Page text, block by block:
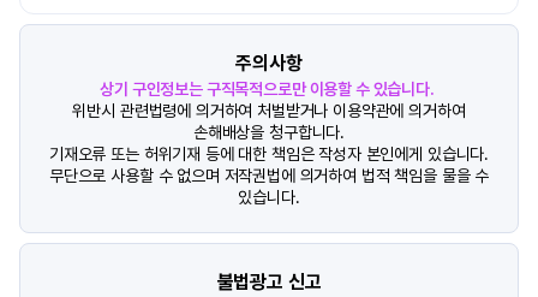
주의사항
상기 구인정보는 구직목적으로만 이용할 수 있습니다.
위반시 관련법령에 의거하여 처벌받거나 이용약관에 의거하여
손해배상을 청구합니다.
기재오류 또는 허위기재 등에 대한 책임은 작성자 본인에게 있습니다.
무단으로 사용할 수 없으며 저작권법에 의거하여 법적 책임을 물을 수
있습니다.
불법광고 신고